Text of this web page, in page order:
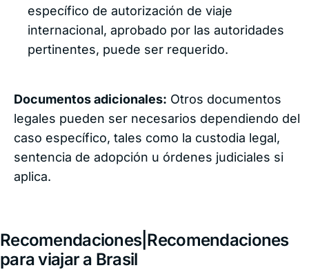
específico de autorización de viaje
internacional, aprobado por las autoridades
pertinentes, puede ser requerido.
Documentos adicionales: Otros documentos
legales pueden ser necesarios dependiendo del
caso específico, tales como la custodia legal,
sentencia de adopción u órdenes judiciales si
aplica.
Recomendaciones|Recomendaciones
para viajar a Brasil